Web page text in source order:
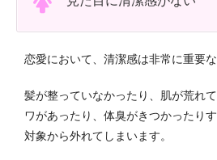
恋愛において、清潔感は非常に重要な
髪が整っていなかったり、肌が荒れ
ワがあったり、体臭がきつかったり
対象から外れてしまいます。